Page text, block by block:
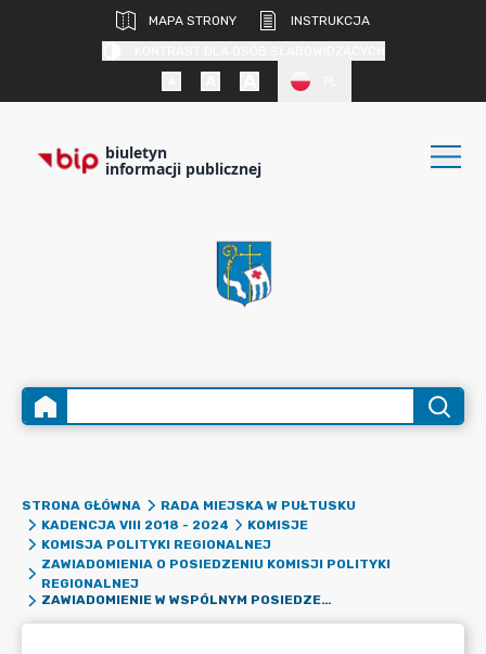
MAPA STRONY
INSTRUKCJA
biuletyn
informacji publicznej
STRONA GŁÓWNA
RADA MIEJSKA W PUŁTUSKU
KADENCJA VIII 2018 - 2024
KOMISJE
KOMISJA POLITYKI REGIONALNEJ
ZAWIADOMIENIA O POSIEDZENIU KOMISJI POLITYKI
REGIONALNEJ
ZAWIADOMIENIE W WSPÓLNYM POSIEDZENIU KOMISJI BUDŻETU I FINANSÓW, KOMISJI REWIZYJNEJ, KOMISJI POLITYKI SPOŁECZNEJ, KOMISJI POLITYKI REGIONALNEJ I KOMISJI GOSPODARKI KOMUNALNEJ I BUDOWNICTWA W DNIU 19 CZERWCA 2023 R.